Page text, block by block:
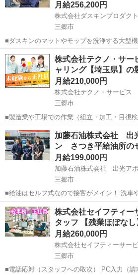
月給256,200円
株式会社ダスキンプロダク
三郷市
■ダスキンのマットやモップを洗浄する大型
らスタートします。 【具体的な業務内容】 ・機械オペレーション・洗
浄作業：回収されたマットやモップを巨大
チパネルでスイッチを操作。洗...
埼玉 三郷市 その他
株式会社テクノ・サ
ャリング【埼玉県】
月給210,000円
三郷市
■製造業や工場での作業（組立・加工・目視検
体的には・・・ 製品に不備がないか目視チ
してボタン操作などなど 複雑な作業や力仕事はほとんどなく覚えやす
いものばかり！ 未経験の方...
埼玉 三郷市 倉庫管理
加藤石油株式会社 出
ン さつき平給油所の
ン…
月給199,000円
三郷市
■給油はセルフ式なので接客がメイン！ 洗車
のご案内などをお願いします♪ 〇例えば… ・軽整備作業 （オイル・タ
イヤ・バッテリー交換など） ・車検の受付
案や販売 ・カーコーティ...
埼玉 三郷市 その他
株式会社セイフティー
タッフ 【残業ほぼなし
月給260,000円
株式会社セイフティーサー
三郷市
■電話応対（スタッフへの取次） PC入力（